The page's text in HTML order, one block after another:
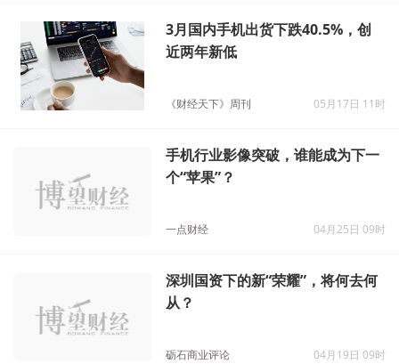
3月国内手机出货下跌40.5%，创
近两年新低
《财经天下》周刊 05月17日 11时
手机行业影像突破，谁能成为下一
个“苹果”？
一点财经 04月25日 09时
深圳国资下的新“荣耀”，将何去何
从？
砺石商业评论 04月19日 09时